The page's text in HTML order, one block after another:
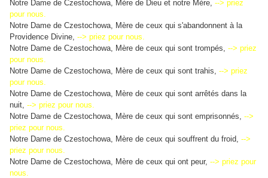
Notre Dame de Czestochowa, Mère de Dieu et notre Mère, --> priez
pour nous.
Notre Dame de Czestochowa, Mère de ceux qui s'abandonnent à la
Providence Divine, --> priez pour nous.
Notre Dame de Czestochowa, Mère de ceux qui sont trompés, --> priez
pour nous.
Notre Dame de Czestochowa, Mère de ceux qui sont trahis, --> priez
pour nous.
Notre Dame de Czestochowa, Mère de ceux qui sont arrêtés dans la
nuit, --> priez pour nous.
Notre Dame de Czestochowa, Mère de ceux qui sont emprisonnés, -->
priez pour nous.
Notre Dame de Czestochowa, Mère de ceux qui souffrent du froid, -->
priez pour nous.
Notre Dame de Czestochowa, Mère de ceux qui ont peur, --> priez pour
nous.